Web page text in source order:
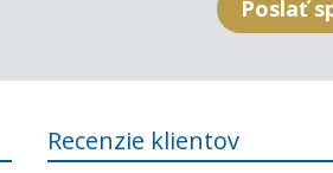
Recenzie klientov